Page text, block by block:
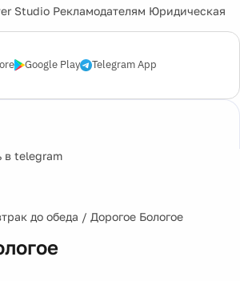
Studio Рекламодателям Юридическая
Google Play Telegram App
до обеда / Дорогое Бологое